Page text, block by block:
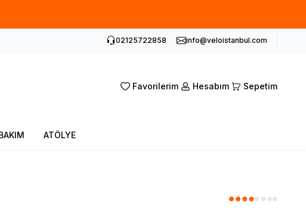
02125722858 info@veloistanbul.com
Favorilerim Hesabım Sepetim
ATÖLYE